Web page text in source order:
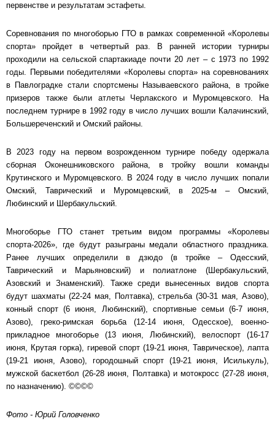
первенстве и результатам эстафеты.
Соревнования по многоборью ГТО в рамках современной «Королевы
спорта» пройдет в четвертый раз. В ранней истории турниры
проходили на сельской спартакиаде почти 20 лет – с 1973 по 1992
годы. Первыми победителями «Королевы спорта» на соревнованиях
в Павлоградке стали спортсмены Называевского района, в тройке
призеров также были атлеты Черлакского и Муромцевского. На
последнем турнире в 1992 году в число лучших вошли Калачинский,
Большереченский и Омский районы.
В 2023 году на первом возрожденном турнире победу одержала
сборная Оконешниковского района, в тройку вошли команды
Крутинского и Муромцевского. В 2024 году в число лучших попали
Омский, Таврический и Муромцевский, в 2025-м – Омский,
Любинский и Шербакульский.
Многоборье ГТО станет третьим видом программы «Королевы
спорта-2026», где будут разыграны медали областного праздника.
Ранее лучших определили в дзюдо (в тройке – Одесский,
Таврический и Марьяновский) и полиатлоне (Шербакульский,
Азовский и Знаменский). Также среди вынесенных видов спорта
будут шахматы (22-24 мая, Полтавка), стрельба (30-31 мая, Азово),
конный спорт (6 июня, Любинский), спортивные семьи (6-7 июня,
Азово), греко-римская борьба (12-14 июня, Одесское), военно-
прикладное многоборье (13 июня, Любинский), велоспорт (16-17
июня, Крутая горка), гиревой спорт (19-21 июня, Таврическое), лапта
(19-21 июня, Азово), городошный спорт (19-21 июня, Исилькуль),
мужской баскетбол (26-28 июня, Полтавка) и мотокросс (27-28 июня,
по назначению). ©©©©
Фото - Юрий Головченко